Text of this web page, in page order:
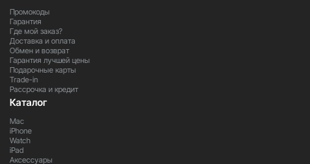
Оформите заказ на iPad 11 A16 уже сегодня и получите
мощный и универсальный планшет для работы, учёбы
и развлечений.
Промокоды
Гарантия
Где мой заказ?
Доставка и оплата
Обмен и возврат
Гарантия лучшей цены
Подарочные карты
Trade-in
Рассрочка и кредит
Каталог
Mac
iPhone
Watch
iPad
Аксессуары